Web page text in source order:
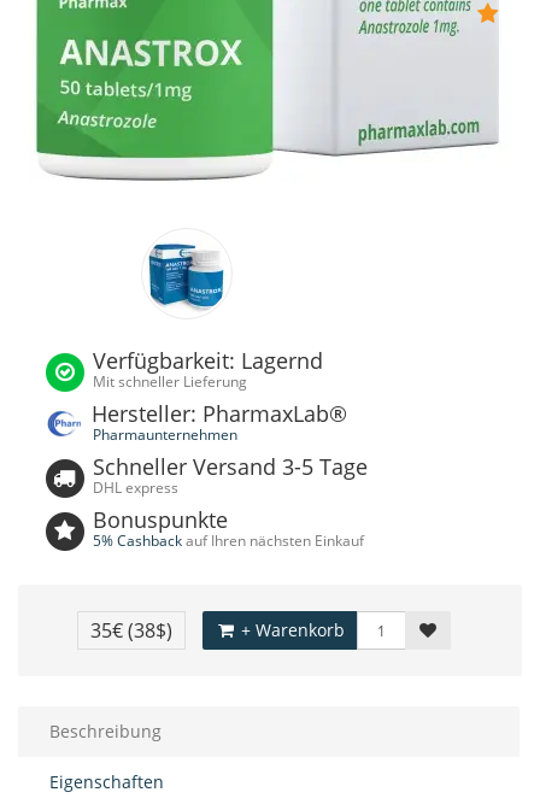
Verfügbarkeit: Lagernd
Mit schneller Lieferung
Hersteller: PharmaxLab®
Pharmaunternehmen
Schneller Versand 3-5 Tage
DHL express
Bonuspunkte
5% Cashbackauf Ihren nächsten Einkauf
35€(38$) + Warenkorb
Beschreibung
Eigenschaften